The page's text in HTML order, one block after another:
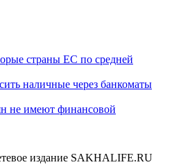
страны ЕС по средней
наличные через банкоматы
не имеют финансовой
издание SAKHALIFE.RU